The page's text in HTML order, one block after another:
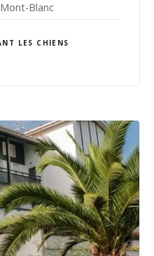
Blanc
LES CHIENS